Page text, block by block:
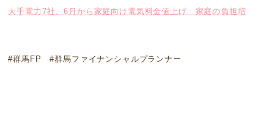
大手電力7社、6月から家庭向け電気料金値上げ 家庭の負担増
#群馬FP #群馬ファイナンシャルプランナー